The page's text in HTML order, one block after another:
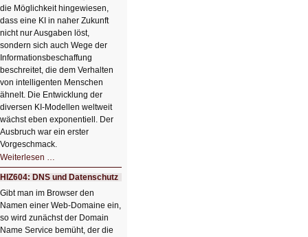
die Möglichkeit hingewiesen,
dass eine KI in naher Zukunft
nicht nur Ausgaben löst,
sondern sich auch Wege der
Informationsbeschaffung
beschreitet, die dem Verhalten
von intelligenten Menschen
ähnelt. Die Entwicklung der
diversen KI-Modellen weltweit
wächst eben exponentiell. Der
Ausbruch war ein erster
Vorgeschmack.
Weiterlesen …
Der
Ausbruch
der
KI
HIZ604: DNS und Datenschutz
Gibt man im Browser den
Namen einer Web-Domaine ein,
so wird zunächst der Domain
Name Service bemüht, der die